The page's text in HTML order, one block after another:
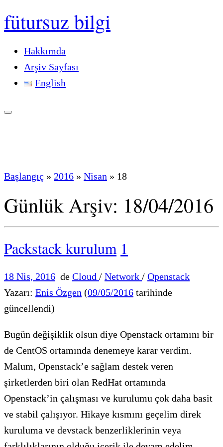
fütursuz bilgi
Hakkımda
Arşiv Sayfası
English
Başlangıç » 2016 » Nisan » 18
Günlük Arşiv: 18/04/2016
Packstack kurulum 1
18 Nis, 2016 de Cloud / Network / Openstack
Yazarı: Enis Özgen (09/05/2016 tarihinde
güncellendi)
Bugün değişiklik olsun diye Openstack ortamını bir
de CentOS ortamında denemeye karar verdim.
Malum, Openstack’e sağlam destek veren
şirketlerden biri olan RedHat ortamında
Openstack’in çalışması ve kurulumu çok daha basit
ve stabil çalışıyor. Hikaye kısmını geçelim direk
kuruluma ve devstack benzerliklerinin veya